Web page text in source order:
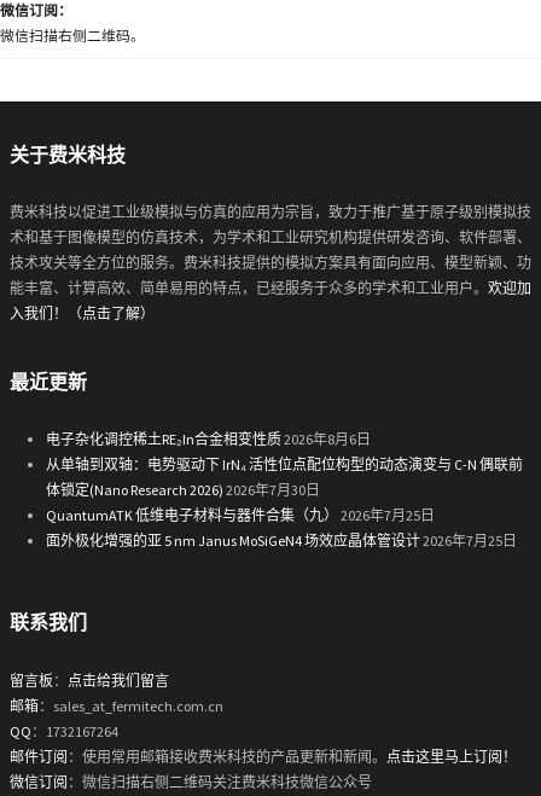
微信订阅：
微信扫描右侧二维码。
关于费米科技
费米科技以促进工业级模拟与仿真的应用为宗旨，致力于推广基于原子级别模拟技
术和基于图像模型的仿真技术，为学术和工业研究机构提供研发咨询、软件部署、
技术攻关等全方位的服务。费米科技提供的模拟方案具有面向应用、模型新颖、功
能丰富、计算高效、简单易用的特点，已经服务于众多的学术和工业用户。 欢迎加
入我们！（点击了解）
最近更新
电子杂化调控稀土RE₂In合金相变性质2026年8月6日
从单轴到双轴：电势驱动下 IrN₄ 活性位点配位构型的动态演变与 C-N 偶联前
体锁定(Nano Research 2026) 2026年7月30日
QuantumATK 低维电子材料与器件合集（九）
2026年7月25日
面外极化增强的亚 5 nm Janus MoSiGeN4 场效应晶体管设计2026年7月25日
联系我们
留言板 ： 点击给我们留言
邮箱：sales_at_fermitech.com.cn
QQ ：1732167264
邮件订阅 ：使用常用邮箱接收费米科技的产品更新和新闻。 点击这里马上订阅！
微信订阅 ：微信扫描右侧二维码关注费米科技微信公众号